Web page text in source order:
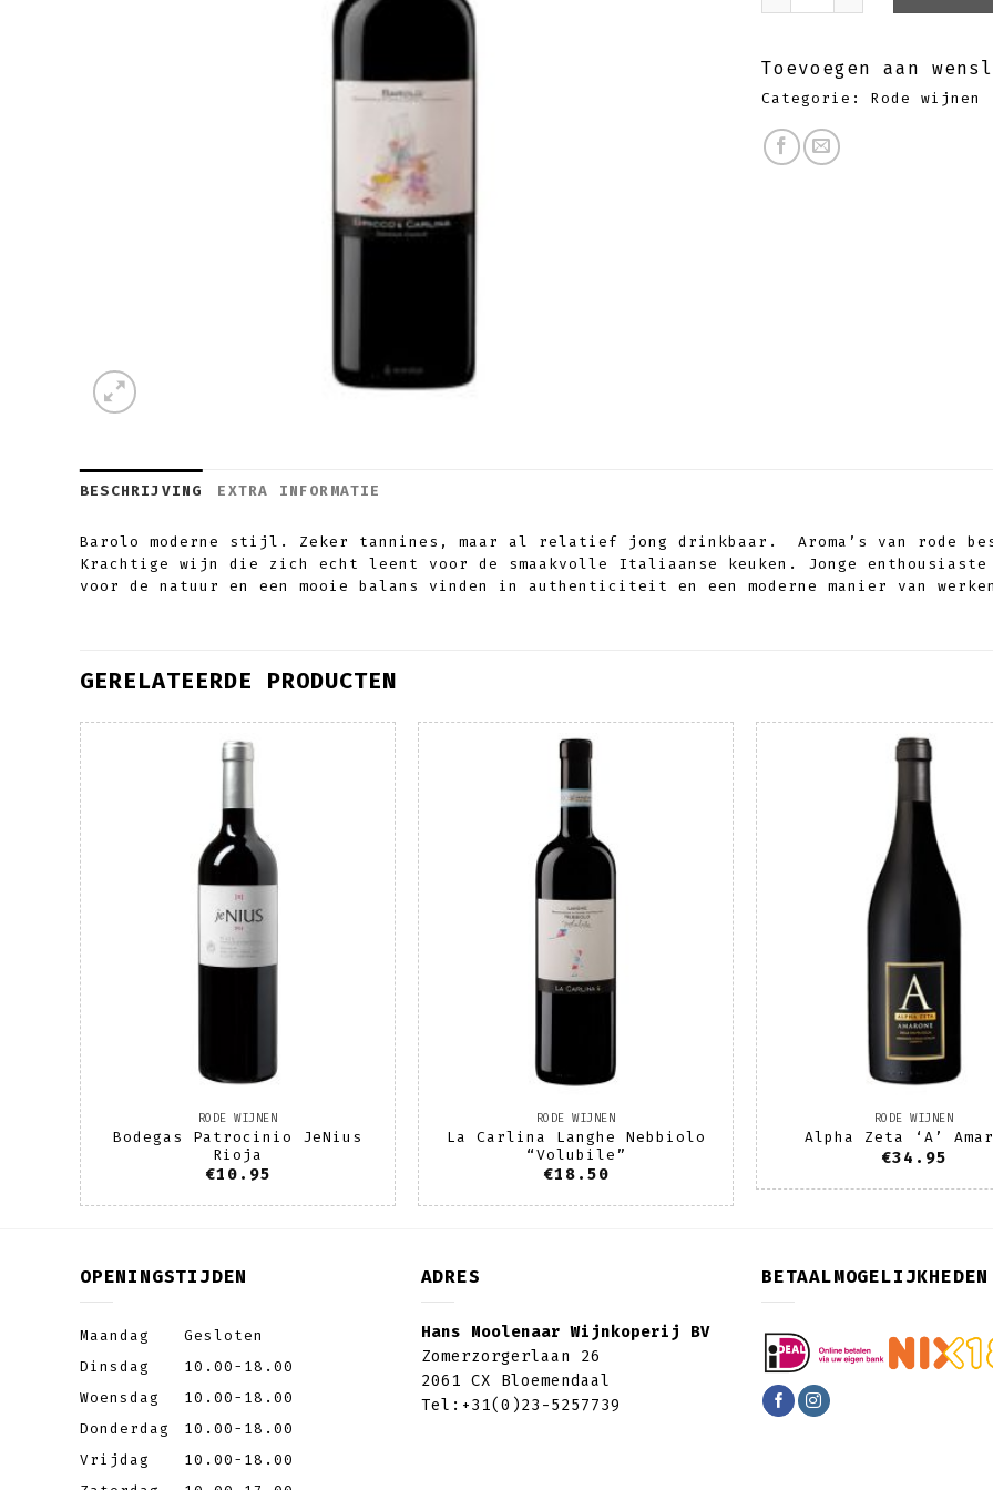
Toevoegen aan
Categorie: Rode wijnen
BESCHRIJVING EXTRA INFORMATIE
Barolo moderne stijl. Zeker tannines, maar al relatief jong drinkbaar. Aroma’s van rode
Krachtige wijn die zich echt leent voor de smaakvolle Italiaanse keuken. Jonge enthousiaste
voor de natuur en een mooie balans vinden in authenticiteit en een moderne manier van
GERELATEERDE PRODUCTEN
RODE WIJNEN
Bodegas Patrocinio JeNius
Rioja
€10.95
RODE WIJNEN
La Carlina Langhe Nebbiolo
“Volubile”
€18.50
RODE WIJNEN
Alpha Zeta ‘A’
€34.95
OPENINGSTIJDEN
Maandag
Gesloten
Dinsdag
10.00-18.00
Woensdag
10.00-18.00
Donderdag
10.00-18.00
Vrijdag
10.00-18.00
ADRES
Hans Moolenaar Wijnkoperij BV
Zomerzorgerlaan 26
2061 CX Bloemendaal
Tel: +31(0)23-5257739
BETAALMOGELIJKHEDEN